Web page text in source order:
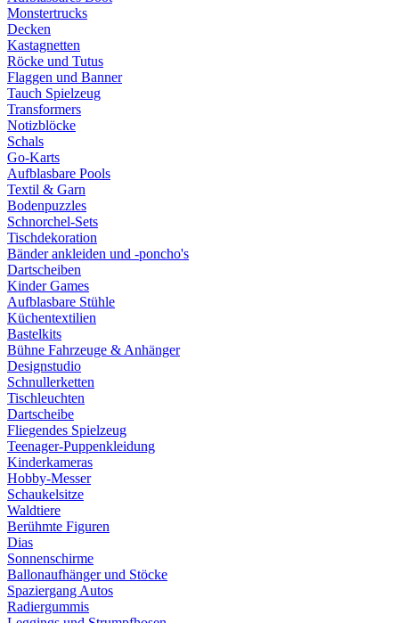
Monstertrucks
Decken
Kastagnetten
Röcke und Tutus
Flaggen und Banner
Tauch Spielzeug
Transformers
Notizblöcke
Schals
Go-Karts
Aufblasbare Pools
Textil & Garn
Bodenpuzzles
Schnorchel-Sets
Tischdekoration
Bänder ankleiden und -poncho's
Dartscheiben
Kinder Games
Aufblasbare Stühle
Küchentextilien
Bastelkits
Bühne Fahrzeuge & Anhänger
Designstudio
Schnullerketten
Tischleuchten
Dartscheibe
Fliegendes Spielzeug
Teenager-Puppenkleidung
Kinderkameras
Hobby-Messer
Schaukelsitze
Waldtiere
Berühmte Figuren
Dias
Sonnenschirme
Ballonaufhänger und Stöcke
Spaziergang Autos
Radiergummis